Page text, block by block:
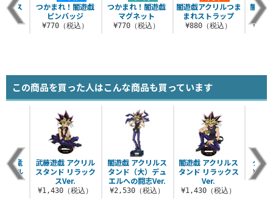
つかまれ！闇遊戯
マグネット
¥770（税込）
闇遊戯アクリルつま
まれストラップ
¥880（税込）
闇の
れス
込）
つかまれ！闇遊戯
ピンバッジ
¥770（税込）
この商品を買った人はこんな商品も買っています
闇遊戯 アクリルス
タンド（大）デュ
エルへの闘志Ver.
¥2,530（税込）
闇遊戯 アクリルス
タンド リラックス
Ver.
¥1,430（税込）
クッ
壊竜
リル
武藤遊戯 アクリル
スタンド リラック
スVer.
¥1,430（税込）